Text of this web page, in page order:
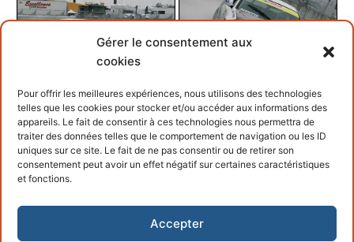
Gérer le consentement aux
cookies
Pour offrir les meilleures expériences, nous utilisons des technologies
telles que les cookies pour stocker et/ou accéder aux informations des
appareils. Le fait de consentir à ces technologies nous permettra de
traiter des données telles que le comportement de navigation ou les ID
uniques sur ce site. Le fait de ne pas consentir ou de retirer son
consentement peut avoir un effet négatif sur certaines caractéristiques
et fonctions.
Accepter